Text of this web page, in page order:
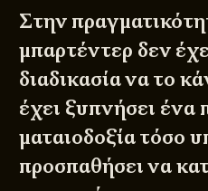
Στην
μπαρτέντερ δεν
διαδικασία να το
έχει ξυπνήσει ένα
ματαιοδοξία τόσο
προσπαθήσει να